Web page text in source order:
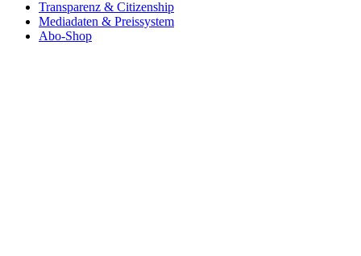
Transparenz & Citizenship
Mediadaten & Preissystem
Abo-Shop